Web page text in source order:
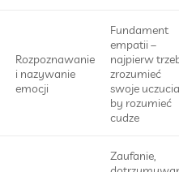
Rozpoznawanie
i nazywanie
emocji
Fundament
empatii –
najpierw
zrozumieć
swoje
by rozumieć
cudze
Zaufanie,